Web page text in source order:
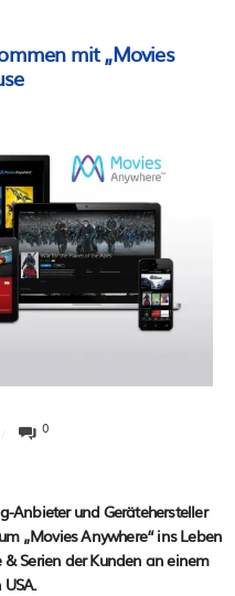
mit „Movies
0
Anbieter und Gerätehersteller
„Movies Anywhere“ ins Leben
Serien der Kunden an einem